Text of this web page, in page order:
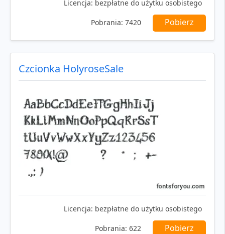
Licencja: bezpłatne do użytku osobistego
Pobrania: 7420 Pobierz
Czcionka HolyroseSale
Licencja: bezpłatne do użytku osobistego
Pobrania: 622 Pobierz